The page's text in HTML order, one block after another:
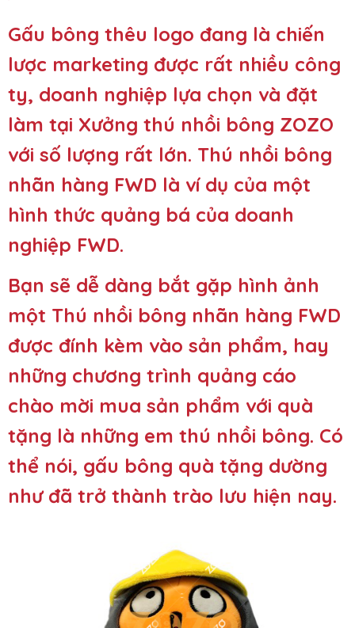
Gấu bông thêu logo đang là chiến
lược marketing được rất nhiều công
ty, doanh nghiệp lựa chọn và đặt
làm tại Xưởng thú nhồi bông ZOZO
với số lượng rất lớn. Thú nhồi bông
nhãn hàng FWD là ví dụ của một
hình thức quảng bá của doanh
nghiệp FWD.
Bạn sẽ dễ dàng bắt gặp hình ảnh
một Thú nhồi bông nhãn hàng FWD
được đính kèm vào sản phẩm, hay
những chương trình quảng cáo
chào mời mua sản phẩm với quà
tặng là những em thú nhồi bông. Có
thể nói, gấu bông quà tặng dường
như đã trở thành trào lưu hiện nay.